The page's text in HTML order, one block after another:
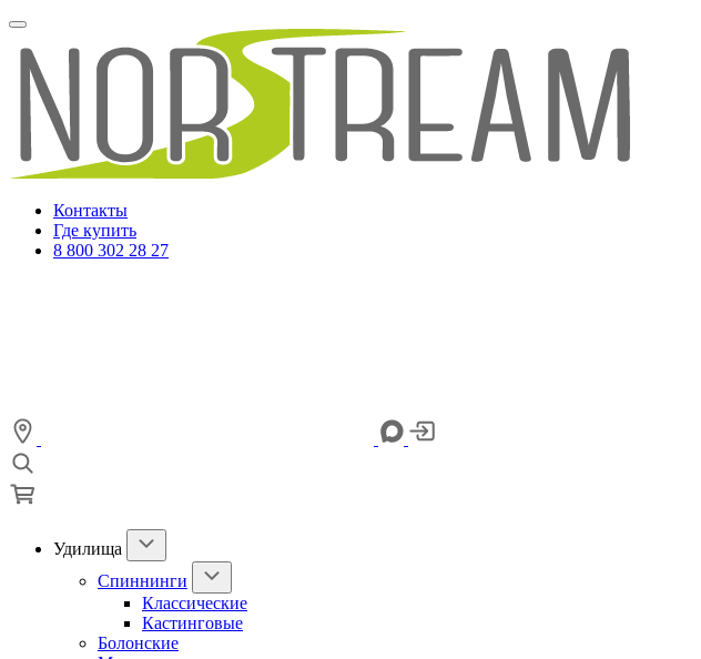
Контакты
Где купить
8 800 302 28 27
Удилища
Спиннинги
Классические
Кастинговые
Болонские